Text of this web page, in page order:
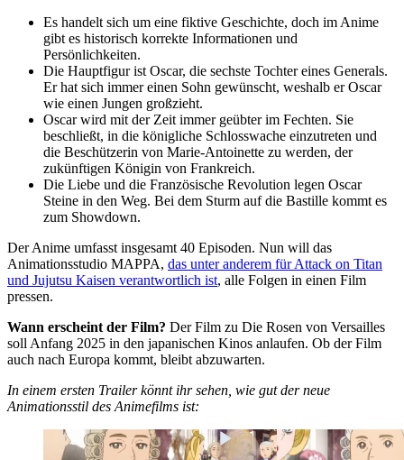
Es handelt sich um eine fiktive Geschichte, doch im Anime
gibt es historisch korrekte Informationen und
Persönlichkeiten.
Die Hauptfigur ist Oscar, die sechste Tochter eines Generals.
Er hat sich immer einen Sohn gewünscht, weshalb er Oscar
wie einen Jungen großzieht.
Oscar wird mit der Zeit immer geübter im Fechten. Sie
beschließt, in die königliche Schlosswache einzutreten und
die Beschützerin von Marie-Antoinette zu werden, der
zukünftigen Königin von Frankreich.
Die Liebe und die Französische Revolution legen Oscar
Steine in den Weg. Bei dem Sturm auf die Bastille kommt es
zum Showdown.
Der Anime umfasst insgesamt 40 Episoden. Nun will das
Animationsstudio MAPPA, das unter anderem für Attack on Titan
und Jujutsu Kaisen verantwortlich ist, alle Folgen in einen Film
pressen.
Wann erscheint der Film? Der Film zu Die Rosen von Versailles
soll Anfang 2025 in den japanischen Kinos anlaufen. Ob der Film
auch nach Europa kommt, bleibt abzuwarten.
In einem ersten Trailer könnt ihr sehen, wie gut der neue
Animationsstil des Animefilms ist: